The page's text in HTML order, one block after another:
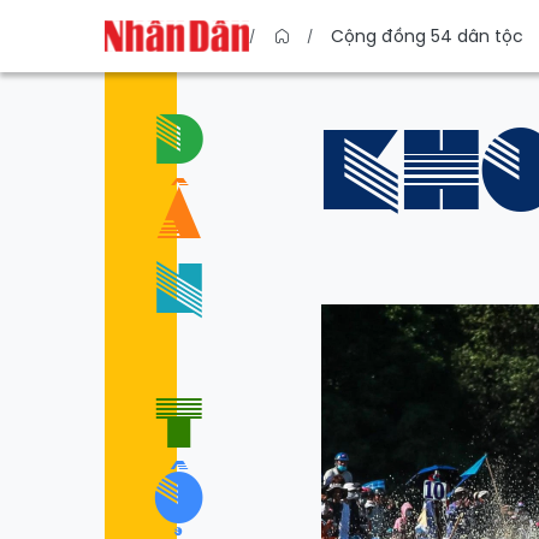
Cộng đồng 54 dân tộc
D
Â
N
T
Ộ